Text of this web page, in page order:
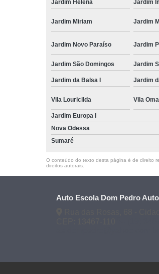
Jardim Helena Jardim
Jardim Miriam Jardim
Jardim Novo Paraíso Jardim
Jardim São Domingos Jardim
Jardim da Balsa I Jardim
Vila Louricilda Vila
Jardim Europa I
Nova Odessa
Sumaré
O conteúdo do texto desta página é de direito
direitos autorais
Auto Escola Dom Pedro